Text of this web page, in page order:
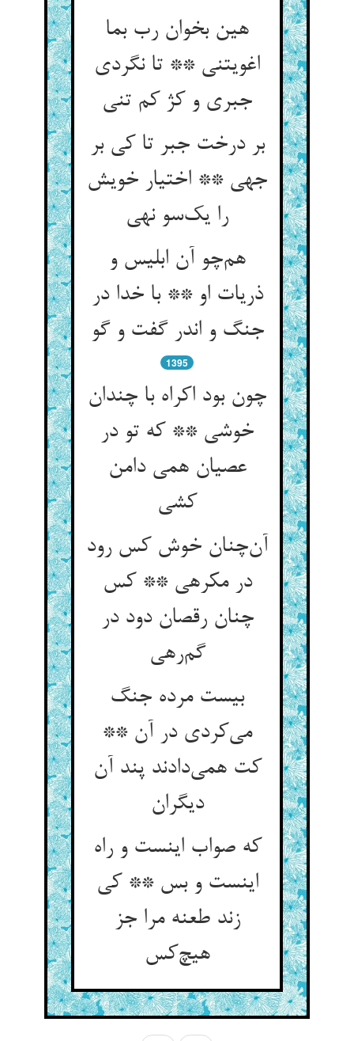
هین بخوان رب بما
اغویتنی ** تا نگردی
جبری و کژ کم تنی
بر درخت جبر تا کی بر
جهی ** اختیار خویش
را یک‌سو نهی
هم‌چو آن ابلیس و
ذریات او ** با خدا در
جنگ و اندر گفت و گو
1395
چون بود اکراه با چندان
خوشی ** که تو در
عصیان همی دامن
کشی
آن‌چنان خوش کس رود
در مکرهی ** کس
چنان رقصان دود در
گم‌رهی
بیست مرده جنگ
می‌کردی در آن **
کت همی‌دادند پند آن
دیگران
که صواب اینست و راه
اینست و بس ** کی
زند طعنه مرا جز
هیچ‌کس